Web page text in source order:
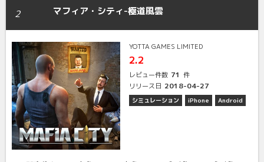
2 マフィア・シティ-極道風雲
YOTTA GAMES LIMITED
2.2
レビュー件数 71 件
リリース日 2018-04-27
シミュレーション iPhone Android